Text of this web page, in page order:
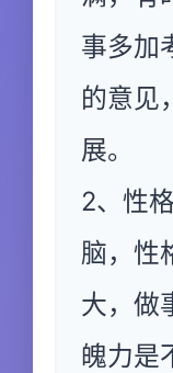
事多加
的意见
展。
2、性
脑，性
大，做
魄力是